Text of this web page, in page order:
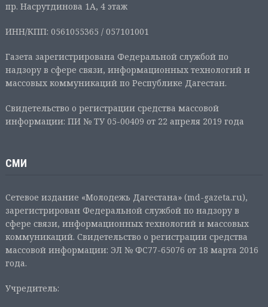
пр. Насрутдинова 1А, 4 этаж
ИНН/КПП: 0561055365 / 057101001
Газета зарегистрирована Федеральной службой по
надзору в сфере связи, информационных технологий и
массовых коммуникаций по Республике Дагестан.
Свидетельство о регистрации средства массовой
информации: ПИ № ТУ 05-00409 от 22 апреля 2019 года
СМИ
Сетевое издание «Молодежь Дагестана» (md-gazeta.ru),
зарегистрирован Федеральной службой по надзору в
сфере связи, информационных технологий и массовых
коммуникаций. Свидетельство о регистрации средства
массовой информации: ЭЛ № ФС77-65076 от 18 марта 2016
года.
Учредитель: